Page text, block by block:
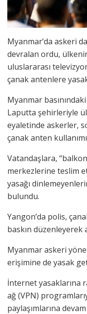
Myanmar’da askeri
devralan ordu,
uluslararası
çanak antenlere
Myanmar
Laputta şehirleriyle
eyaletinde askerler,
çanak anten
Vatandaşlara,
merkezlerine teslim
yasağı
bulundu.
Yangon’da polis,
baskın düzenleyerek
Myanmar askeri
erişimine de yasak
İnternet yasaklarına
ağ (VPN)
paylaşımlarına